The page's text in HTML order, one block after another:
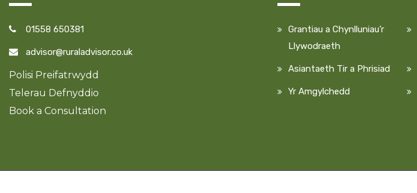
01558 650381
advisor@ruraladvisor.co.uk
Polisi Preifatrwydd
Telerau Defnyddio
Book a Consultation
Grantiau a Chynlluniau’r
Llywodraeth
Asiantaeth Tir a Phrisiad
Yr Amgylchedd